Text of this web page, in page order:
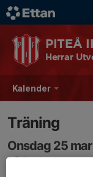
Kalender
PITEÅ
Herrar
Träning
Onsdag 25
Lf Arena